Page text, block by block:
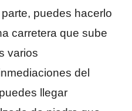
puedes hacerlo
carretera que sube
varios
del
llegar